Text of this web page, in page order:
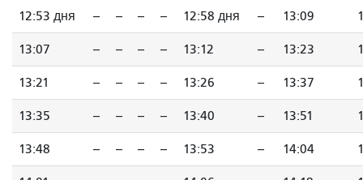
12:53 дня -- -- -- -- 12:58 дня -- 13:09
13:07 -- -- -- -- 13:12 -- 13:23
13:21 -- -- -- -- 13:26 -- 13:37
13:35 -- -- -- -- 13:40 -- 13:51
13:48 -- -- -- -- 13:53 -- 14:04